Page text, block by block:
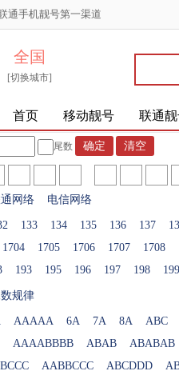
通手机靓号第一渠道
全国
[切换城市]
首页 移动靓号 联通
尾数
网络 电信网络
133 134 135 136 137
1704 1705 1706 1707 1708
193 195 196 197 198 199
规律
AAAAA 6A 7A 8A
ABC
AAAABBBB ABAB
ABABAB
AABBCCC ABCDDD